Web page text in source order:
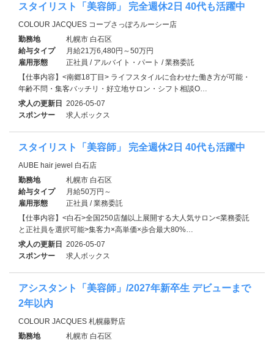
スタイリスト「美容師」 完全週休2日 40代も活躍中
COLOUR JACQUES コープさっぽろルーシー店
勤務地
札幌市 白石区
給与タイプ
月給21万6,480円～50万円
雇用形態
正社員 / アルバイト・パート / 業務委託
【仕事内容】<南郷18丁目> ライフスタイルに合わせた働き方が可能・
年齢不問・集客バッチリ・好立地サロン・シフト相談O…
求人の更新日 2026-05-07
スポンサー
求人ボックス
スタイリスト「美容師」 完全週休2日 40代も活躍中
AUBE hair jewel 白石店
勤務地
札幌市 白石区
給与タイプ
月給50万円～
雇用形態
正社員 / 業務委託
【仕事内容】<白石>全国250店舗以上展開する大人気サロン<業務委託
と正社員を選択可能>集客力×高単価×歩合最大80%…
求人の更新日 2026-05-07
スポンサー
求人ボックス
アシスタント「美容師」/2027年新卒生 デビューまで
2年以内
COLOUR JACQUES 札幌藤野店
勤務地
札幌市 白石区